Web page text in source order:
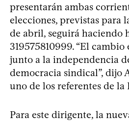
presentarán ambas
elecciones, previstas para
de abril, seguirá haciendo
319575810999. “El cambio
junto a la independencia
democracia sindical”, dijo
uno de los referentes de la
Para este dirigente, la